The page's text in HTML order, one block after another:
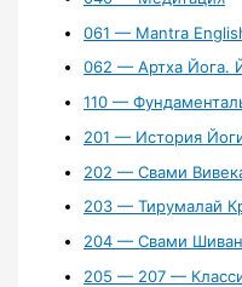
061 — Mantra
062 — Артха Йога.
110 —
201 — История
202 — Свами
203 — Тирумалай
204 — Свами
205 — 207 —